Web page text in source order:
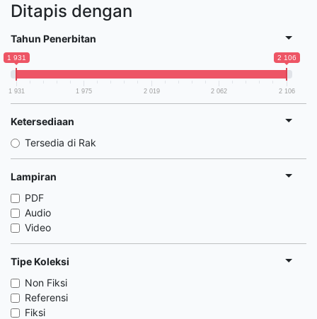
Ditapis dengan
Tahun Penerbitan
1 931 2 106
1 931 1 975 2 019 2 062 2 106
Ketersediaan
Tersedia di Rak
Lampiran
PDF
Audio
Video
Tipe Koleksi
Non Fiksi
Referensi
Fiksi